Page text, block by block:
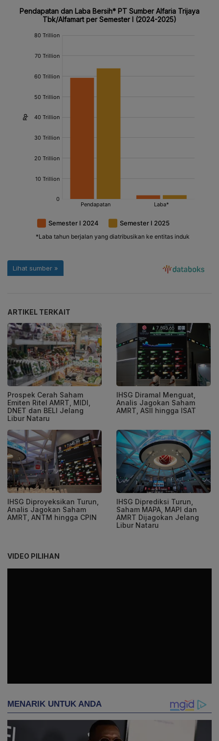
ARTIKEL TERKAIT
Prospek Cerah Saham
Emiten Ritel AMRT, MIDI,
DNET dan BELI Jelang
Libur Nataru
IHSG Diramal Menguat,
Analis Jagokan Saham
AMRT, ASII hingga ISAT
IHSG Diproyeksikan Turun,
Analis Jagokan Saham
AMRT, ANTM hingga CPIN
IHSG Diprediksi Turun,
Saham MAPA, MAPI dan
AMRT Dijagokan Jelang
Libur Nataru
VIDEO PILIHAN